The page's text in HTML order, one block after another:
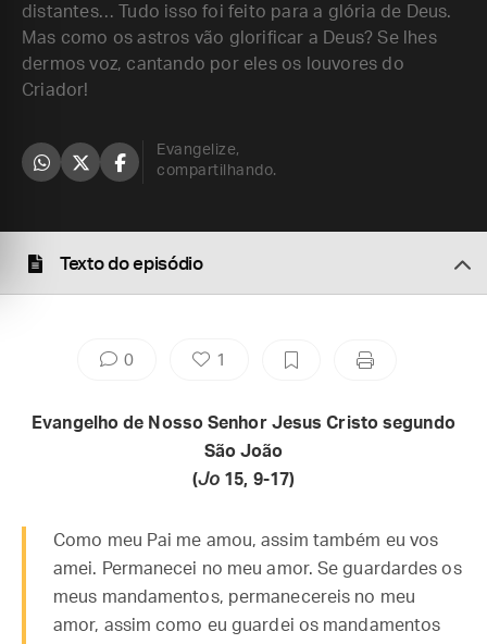
distantes… Tudo isso foi feito para a glória de Deus.
Mas como os astros vão glorificar a Deus? Se lhes
dermos voz, cantando por eles os louvores do
Criador!
Evangelize,
compartilhando.
Texto do episódio
0 1
Evangelho de Nosso Senhor Jesus Cristo segundo
São João
(Jo 15, 9-17)
Como meu Pai me amou, assim também eu vos
amei. Permanecei no meu amor. Se guardardes os
meus mandamentos, permanecereis no meu
amor, assim como eu guardei os mandamentos